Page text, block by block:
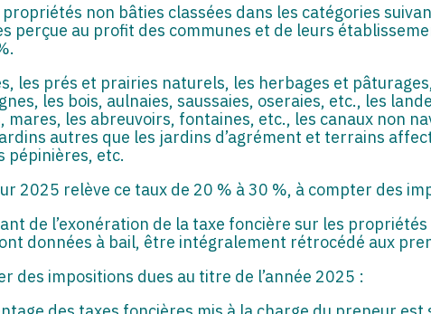
propriétés non bâties classées dans les catégories
perçue au profit des communes et de leurs
les prés et prairies naturels, les herbages et
les bois, aulnaies, saussaies, oseraies, etc., les
mares, les abreuvoirs, fontaines, etc., les canaux non
autres que les jardins d’agrément et terrains
pépinières, etc.
2025 relève ce taux de 20 % à 30 %, à compter des
de l’exonération de la taxe foncière sur les
données à bail, être intégralement rétrocédé aux
des impositions dues au titre de l’année 2025 :